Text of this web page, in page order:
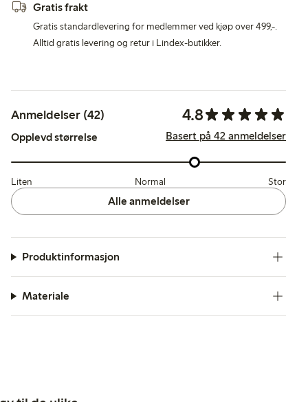
Gratis frakt
Gratis standardlevering for medlemmer ved kjøp over 499,-.
Alltid gratis levering og retur i Lindex-butikker.
Anmeldelser (42) 4.8
Opplevd størrelse Basert på 42 anmeldelser
Liten Normal Stor
Alle anmeldelser
Produktinformasjon
Materiale